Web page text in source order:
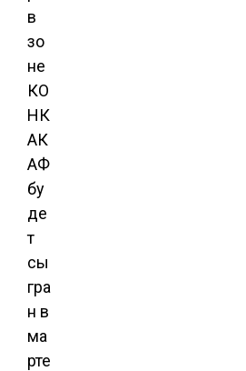
в
зо
не
КО
НК
АК
АФ
бу
де
т
сы
гра
н в
ма
рте